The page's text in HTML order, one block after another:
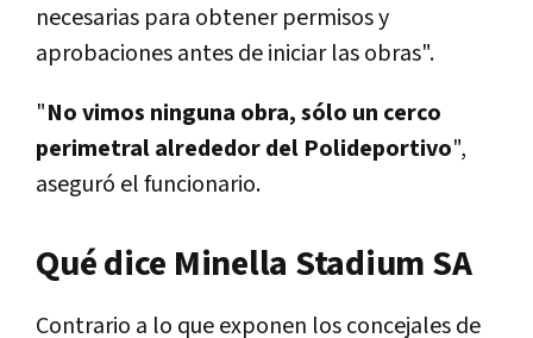
necesarias para obtener permisos y
aprobaciones antes de iniciar las obras".
"No vimos ninguna obra, sólo un cerco
perimetral alrededor del Polideportivo",
aseguró el funcionario.
Qué dice Minella Stadium SA
Contrario a lo que exponen los concejales de